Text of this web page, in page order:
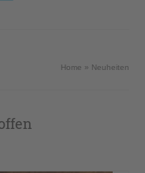
Home » Neuheiten